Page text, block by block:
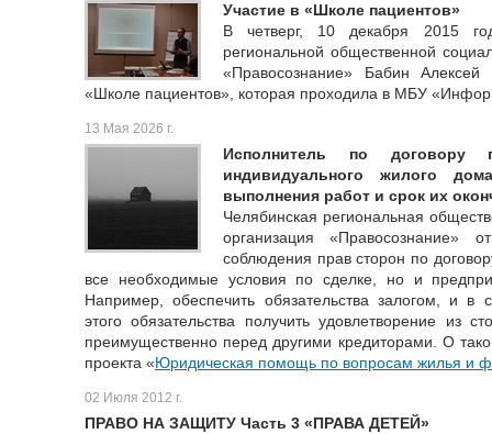
Участие в «Школе пациентов»
В четверг, 10 декабря 2015
региональной общественной
«Правосознание» Бабин
«Школе пациентов», которая проходила в МБУ
13 Мая 2026 г.
Исполнитель по договору
индивидуального жилого
выполнения работ и срок их
Челябинская региональная
организация «Правосознание»
соблюдения прав сторон по
все необходимые условия по сделке, но и
Например, обеспечить обязательства залогом, и в
этого обязательства получить удовлетворение из
преимущественно перед другими кредиторами. О
проекта «Юридическая помощь по вопросам жилья и
02 Июля 2012 г.
ПРАВО НА ЗАЩИТУ Часть 3 «ПРАВА ДЕТЕЙ»